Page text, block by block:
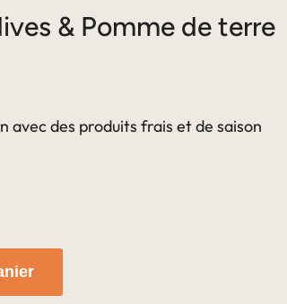
e
& Pomme de terre
avec des produits frais et de saison